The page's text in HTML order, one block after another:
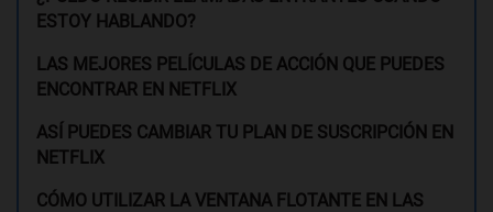
ESTOY HABLANDO?
LAS MEJORES PELÍCULAS DE ACCIÓN QUE PUEDES
ENCONTRAR EN NETFLIX
ASÍ PUEDES CAMBIAR TU PLAN DE SUSCRIPCIÓN EN
NETFLIX
CÓMO UTILIZAR LA VENTANA FLOTANTE EN LAS